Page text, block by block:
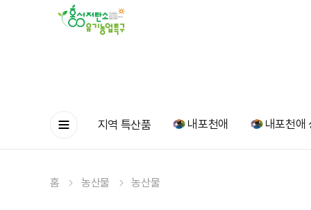
지역 특산품 내포천애 내포천애
홈 농산물 농산물